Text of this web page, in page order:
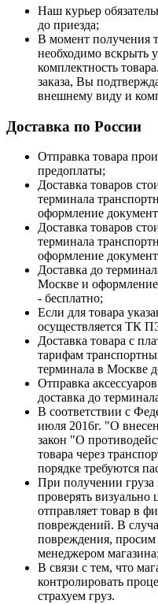
Наш курьер
до приезда;
В момент получения
необходимо вскрыть
комплектность
заказа, Вы
внешнему виду и
Доставка по России
Отправка товара
предоплаты;
Доставка товаров
терминала
оформление
Доставка товаров
терминала
оформление
Доставка до
Москве и
- бесплатно;
Если для товара
осуществляется ТК
Доставка товара с
тарифам
терминала в Москве
Отправка
доставка до
В соответствии с
июля 2016г. "О
закон "О
товара через
порядке требуются
При получении
проверять визуально
отправляет товар в
повреждений. В
повреждения, просим
менеджером магазина;
В связи с тем, что
контролировать
страхуем груз.